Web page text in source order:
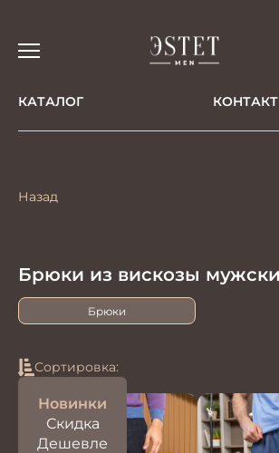
КАТАЛОГ
Назад
Брюки из вискозы
Брюки
Сортировка:
Новинки
Скидка
Дешевле